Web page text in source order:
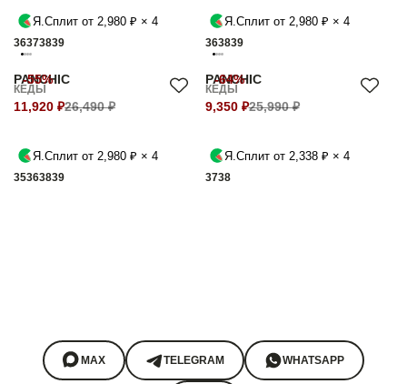
Я.Сплит от 2,980 ₽ × 4
36373839
Я.Сплит от 2,980 ₽ × 4
363839
-55%
PANCHIC
КЕДЫ
11,920 ₽26,490 ₽
Я.Сплит от 2,980 ₽ × 4
35363839
-64%
PANCHIC
КЕДЫ
9,350 ₽25,990 ₽
Я.Сплит от 2,338 ₽ × 4
3738
MAX TELEGRAM WHATSAPP